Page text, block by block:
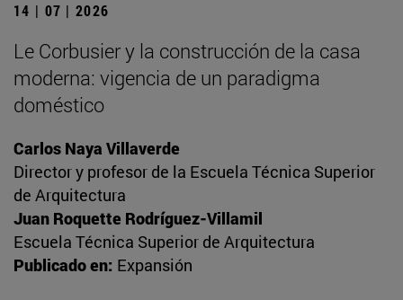
14 | 07 | 2026
Le Corbusier y la construcción de la casa
moderna: vigencia de un paradigma
doméstico
Carlos Naya Villaverde
Director y profesor de la Escuela Técnica Superior
de Arquitectura
Juan Roquette Rodríguez-Villamil
Escuela Técnica Superior de Arquitectura
Publicado en: Expansión